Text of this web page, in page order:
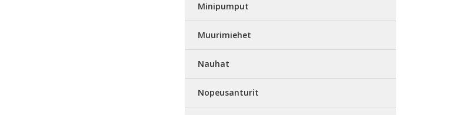
Minipumput
Muurimiehet
Nauhat
Nopeusanturit